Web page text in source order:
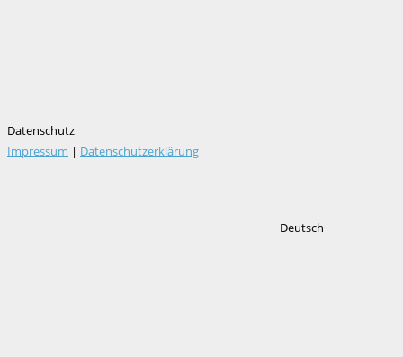
Datenschutz
Impressum | Datenschutzerklärung
Deutsch